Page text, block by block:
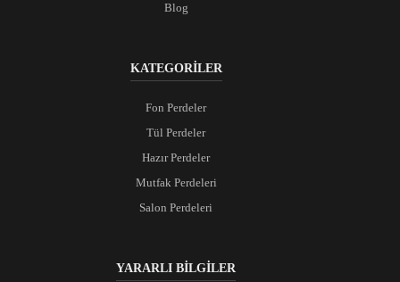
Blog
KATEGORİLER
Fon Perdeler
Tül Perdeler
Hazır Perdeler
Mutfak Perdeleri
Salon Perdeleri
YARARLI BİLGİLER